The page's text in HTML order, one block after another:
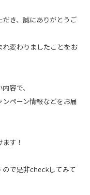
き、誠にありがとうご
変わりましたことをお
容で、
ペーン情報などをお届
す！
で是非checkしてみて